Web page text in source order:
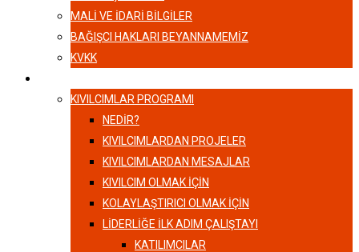
MALI VE İDARI BILGILER
BAĞIŞCI HAKLARI BEYANNAMEMIZ
KVKK
KIVILCIMLAR PROGRAMI
NEDİR?
KIVILCIMLARDAN PROJELER
KIVILCIMLARDAN MESAJLAR
KIVILCIM OLMAK İÇİN
KOLAYLAŞTIRICI OLMAK İÇİN
LIDERLIĞE İLK ADIM ÇALIŞTAYI
KATILIMCILAR